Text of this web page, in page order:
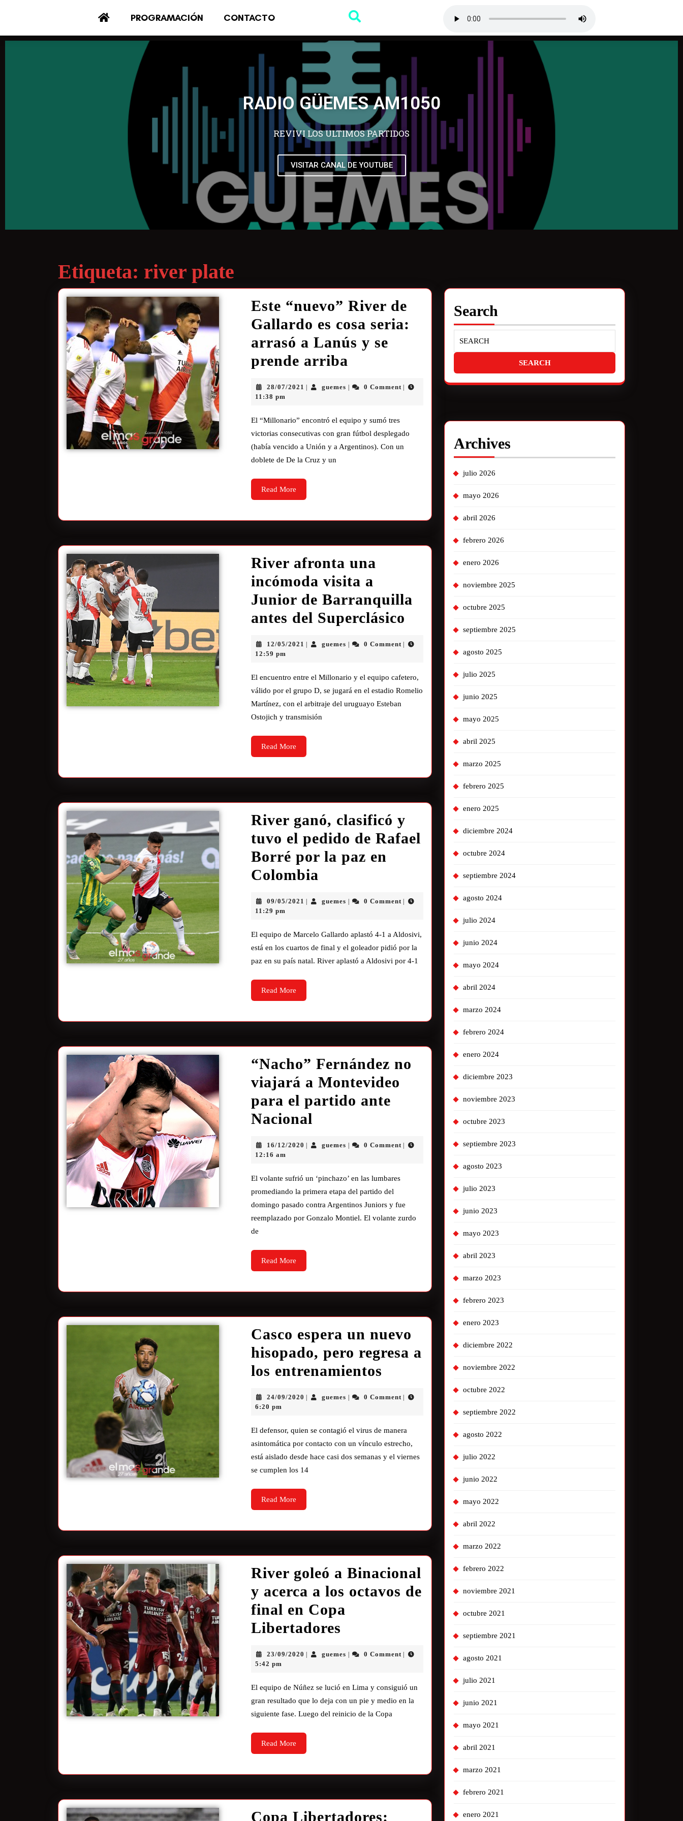
PROGRAMACIÓN CONTACTO
RADIO GÜEMES AM1050
REVIVI LOS ULTIMOS PARTIDOS
VISITAR CANAL DE YOUTUBE
Etiqueta: river plate
Este “nuevo” River de
Gallardo es cosa seria:
arrasó a Lanús y se
prende arriba
28/07/2021 guemes 0 Comment
11:38 pm
El “Millonario” encontró el equipo y sumó tres
victorias consecutivas con gran fútbol desplegado
(había vencido a Unión y a Argentinos). Con un
doblete de De la Cruz y un
Read More
River afronta una
incómoda visita a
Junior de Barranquilla
antes del Superclásico
12/05/2021 guemes 0 Comment
12:59 pm
El encuentro entre el Millonario y el equipo cafetero,
válido por el grupo D, se jugará en el estadio Romelio
Martínez, con el arbitraje del uruguayo Esteban
Ostojich y transmisión
Read More
River ganó, clasificó y
tuvo el pedido de Rafael
Borré por la paz en
Colombia
09/05/2021 guemes 0 Comment
11:29 pm
El equipo de Marcelo Gallardo aplastó 4-1 a Aldosivi,
está en los cuartos de final y el goleador pidió por la
paz en su país natal. River aplastó a Aldosivi por 4-1
Read More
“Nacho” Fernández no
viajará a Montevideo
para el partido ante
Nacional
16/12/2020 guemes 0 Comment
12:16 am
El volante sufrió un ‘pinchazo’ en las lumbares
promediando la primera etapa del partido del
domingo pasado contra Argentinos Juniors y fue
reemplazado por Gonzalo Montiel. El volante zurdo
de
Read More
Casco espera un nuevo
hisopado, pero regresa a
los entrenamientos
24/09/2020 guemes 0 Comment
6:20 pm
El defensor, quien se contagió el virus de manera
asintomática por contacto con un vínculo estrecho,
está aislado desde hace casi dos semanas y el viernes
se cumplen los 14
Read More
River goleó a Binacional
y acerca a los octavos de
final en Copa
Libertadores
23/09/2020 guemes 0 Comment
5:42 pm
El equipo de Núñez se lució en Lima y consiguió un
gran resultado que lo deja con un pie y medio en la
siguiente fase. Luego del reinicio de la Copa
Read More
Copa Libertadores:
Search
Archives
julio 2026
mayo 2026
abril 2026
febrero 2026
enero 2026
noviembre 2025
octubre 2025
septiembre 2025
agosto 2025
julio 2025
junio 2025
mayo 2025
abril 2025
marzo 2025
febrero 2025
enero 2025
diciembre 2024
octubre 2024
septiembre 2024
agosto 2024
julio 2024
junio 2024
mayo 2024
abril 2024
marzo 2024
febrero 2024
enero 2024
diciembre 2023
noviembre 2023
octubre 2023
septiembre 2023
agosto 2023
julio 2023
junio 2023
mayo 2023
abril 2023
marzo 2023
febrero 2023
enero 2023
diciembre 2022
noviembre 2022
octubre 2022
septiembre 2022
agosto 2022
julio 2022
junio 2022
mayo 2022
abril 2022
marzo 2022
febrero 2022
noviembre 2021
octubre 2021
septiembre 2021
agosto 2021
julio 2021
junio 2021
mayo 2021
abril 2021
marzo 2021
febrero 2021
enero 2021